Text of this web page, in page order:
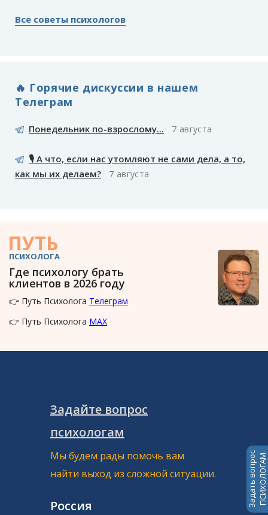
Все советы психологов
🔥 Горячие дискуссии в нашем
Телеграм
Понедельник по-взрослому... 7 августа
🎙️ А что, если нас утомляют не сами дела, а то,
как мы их делаем?
7 августа
ПУТЬ
ПСИХОЛОГА
Где психологу брать
клиентов в 2026 году
👉 Путь Психолога Телеграм
👉 Путь Психолога MAX
Задать вопросПСИХОЛОГАМ
Задайте вопрос
психологам
Мы будем рады помочь вам
найти выход из сложной ситуации.
Россия